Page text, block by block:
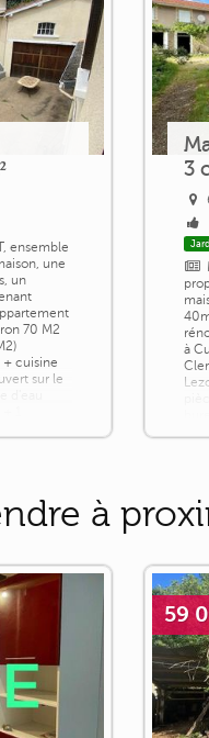
ensemble
une
un
70 M2
cuisine
sur le
3
à
à
59